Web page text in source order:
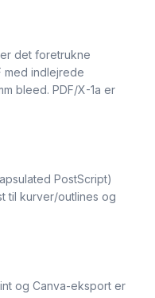
det foretrukne
med indlejrede
bleed. PDF/X-1a er
PostScript)
til kurver/outlines og
og Canva-eksport er